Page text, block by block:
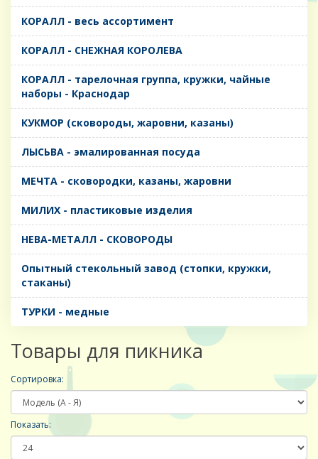
КОРАЛЛ - весь ассортимент
КОРАЛЛ - СНЕЖНАЯ КОРОЛЕВА
КОРАЛЛ - тарелочная группа, кружки, чайные
наборы - Краснодар
КУКМОР (сковороды, жаровни, казаны)
ЛЫСЬВА - эмалированная посуда
МЕЧТА - сковородки, казаны, жаровни
МИЛИХ - пластиковые изделия
НЕВА-МЕТАЛЛ - СКОВОРОДЫ
Опытный стекольный завод (стопки, кружки,
стаканы)
ТУРКИ - медные
Товары для пикника
Сортировка:
Показать: